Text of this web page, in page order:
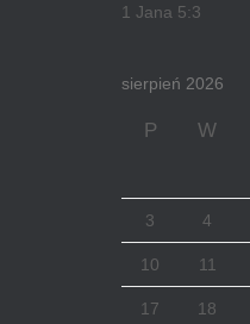
1 Jana 5:3
sierpień 2026
P W
3 4
10 11
17 18